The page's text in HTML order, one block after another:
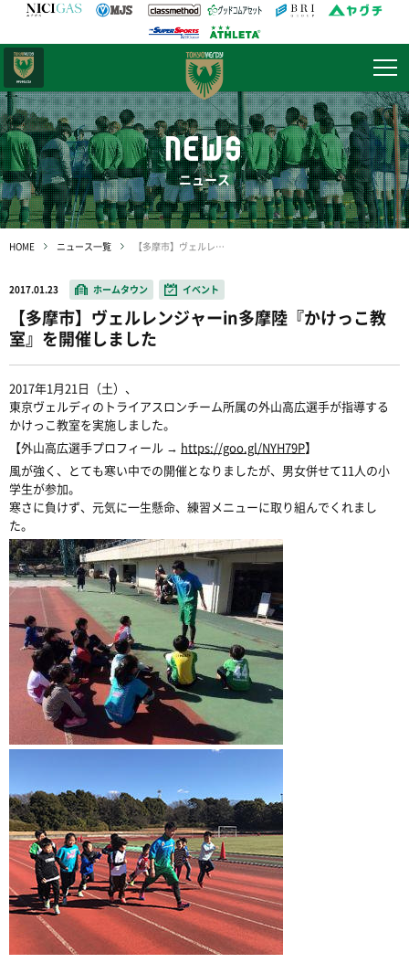
NEWS
ニュース
HOME ニュース一覧 【多摩市】ヴェルレンジャーin多摩陸『かけっこ教室』を開催しました
2017.01.23 ホームタウン イベント
【多摩市】ヴェルレンジャーin多摩陸『かけっこ教
室』を開催しました
2017年1月21日（土）、
東京ヴェルディのトライアスロンチーム所属の外山高広選手が指導する
かけっこ教室を実施しました。
【外山高広選手プロフィール → https://goo.gl/NYH79P】
風が強く、とても寒い中での開催となりましたが、男女併せて11人の小
学生が参加。
寒さに負けず、元気に一生懸命、練習メニューに取り組んでくれまし
た。